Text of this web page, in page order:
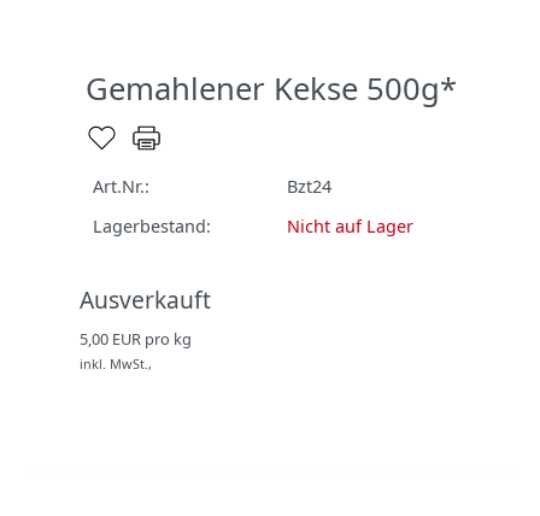
Gemahlener Kekse 500g*
Art.Nr.:
Bzt24
Lagerbestand:
Nicht auf Lager
Ausverkauft
5,00 EUR pro kg
inkl. MwSt.,